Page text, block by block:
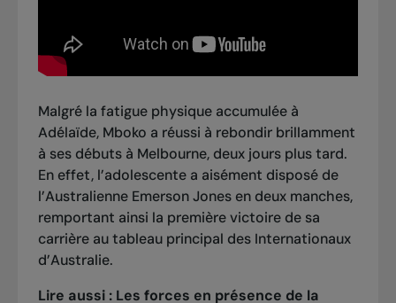
Malgré la fatigue physique accumulée à
Adélaïde, Mboko a réussi à rebondir brillamment
à ses débuts à Melbourne, deux jours plus tard.
En effet, l’adolescente a aisément disposé de
l’Australienne Emerson Jones en deux manches,
remportant ainsi la première victoire de sa
carrière au tableau principal des Internationaux
d’Australie.
Lire aussi : Les forces en présence de la